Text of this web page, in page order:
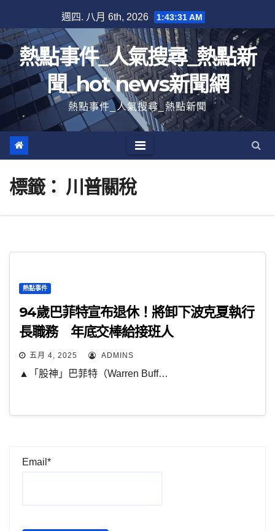
至
內
容
週四. 八月 6th, 2026 1:43:31 AM
熱點事件_人氣搜尋_熱點新
聞_hot news新聞網
熱點事件_人氣搜尋_熱點新聞
標籤： 川普關稅
熱點事件
94歲巴菲特宣布退休！將卸下波克夏執行
長職務 年底交棒給接班人
五月 4, 2025 ADMINS
▲「股神」巴菲特（Warren Buff…
Email*